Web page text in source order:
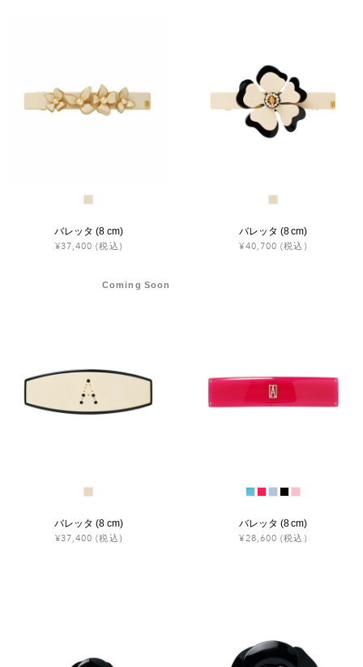
バレッタ (8 cm)
¥37,400 (税込)
バレッタ (8 cm)
¥40,700 (税込)
Coming Soon
バレッタ (8 cm)
¥37,400 (税込)
バレッタ (8 cm)
¥28,600 (税込)